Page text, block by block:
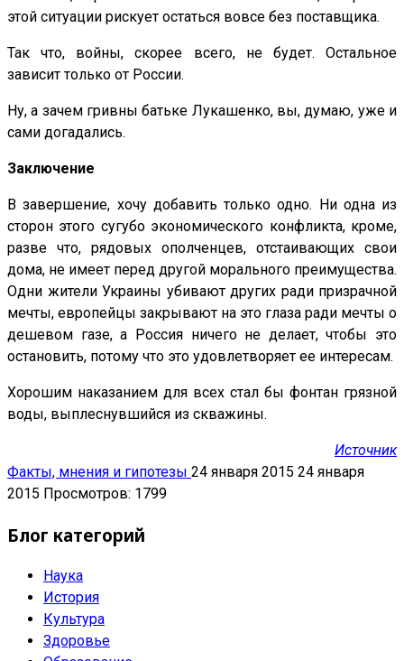
этой ситуации рискует остаться вовсе без поставщика.
Так что, войны, скорее всего, не будет. Остальное
зависит только от России.
Ну, а зачем гривны батьке Лукашенко, вы, думаю, уже и
сами догадались.
Заключение
В завершение, хочу добавить только одно. Ни одна из
сторон этого сугубо экономического конфликта, кроме,
разве что, рядовых ополченцев, отстаивающих свои
дома, не имеет перед другой морального преимущества.
Одни жители Украины убивают других ради призрачной
мечты, европейцы закрывают на это глаза ради мечты о
дешевом газе, а Россия ничего не делает, чтобы это
остановить, потому что это удовлетворяет ее интересам.
Хорошим наказанием для всех стал бы фонтан грязной
воды, выплеснувшийся из скважины.
Источник
Факты, мнения и гипотезы 24 января 2015 24 января
2015 Просмотров: 1799
Блог категорий
Наука
История
Культура
Здоровье